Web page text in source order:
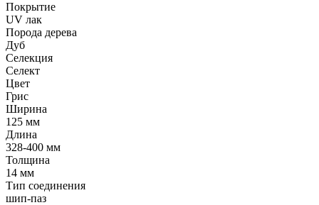
Покрытие
UV лак
Порода дерева
Дуб
Селекция
Селект
Цвет
Грис
Ширина
125 мм
Длина
328-400 мм
Толщина
14 мм
Тип соединения
шип-паз